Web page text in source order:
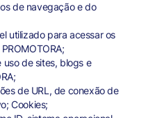
de navegação e do
utilizado para acessar os
uso de sites, blogs e
de URL, de conexão de
Cookies;